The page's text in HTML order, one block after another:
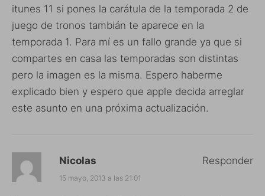
itunes 11 si pones la carátula de la temporada 2 de
juego de tronos tambián te aparece en la
temporada 1. Para mí es un fallo grande ya que si
compartes en casa las temporadas son distintas
pero la imagen es la misma. Espero haberme
explicado bien y espero que apple decida arreglar
este asunto en una próxima actualización.
Nicolas
15 mayo, 2013 a las 21:01
Responder